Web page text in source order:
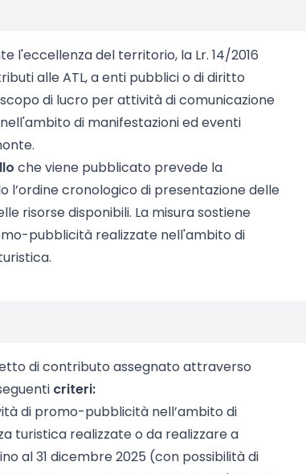
l'eccellenza del territorio, la Lr. 14/2016
alle ATL, a enti pubblici o di diritto
di lucro per attività di comunicazione
di manifestazioni ed eventi
che viene pubblicato prevede la
l’ordine cronologico di presentazione delle
risorse disponibili. La misura sostiene
pubblicità realizzate nell'ambito di
di contributo assegnato attraverso
criteri:
di promo-pubblicità nell’ambito di
turistica realizzate o da realizzare a
al 31 dicembre 2025 (con possibilità di